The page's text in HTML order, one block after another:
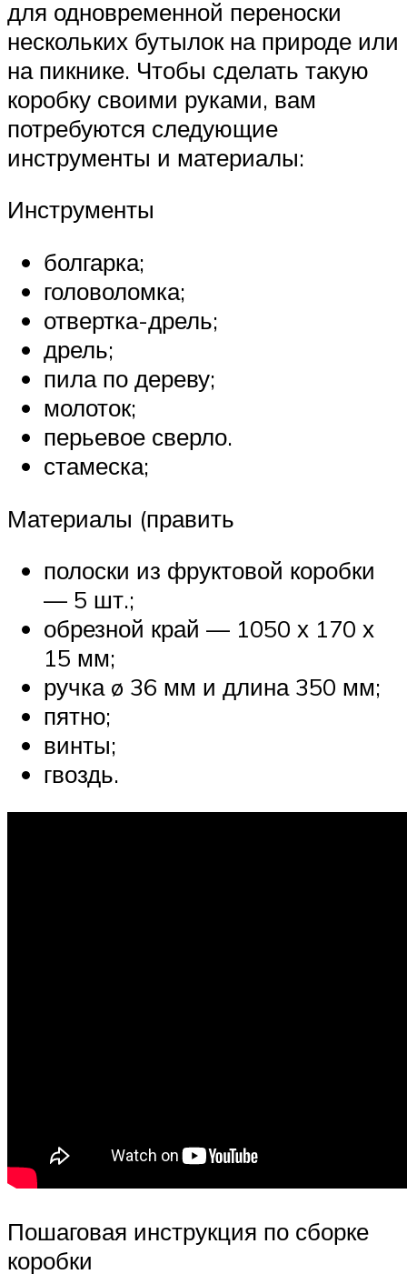
для одновременной переноски
нескольких бутылок на природе или
на пикнике. Чтобы сделать такую ​​
коробку своими руками, вам
потребуются следующие
инструменты и материалы:
Инструменты
болгарка;
головоломка;
отвертка-дрель;
дрель;
пила по дереву;
молоток;
перьевое сверло.
стамеска;
Материалы (править
полоски из фруктовой коробки
— 5 шт.;
обрезной край — 1050 х 170 х
15 мм;
ручка ø 36 мм и длина 350 мм;
пятно;
винты;
гвоздь.
Пошаговая инструкция по сборке
коробки